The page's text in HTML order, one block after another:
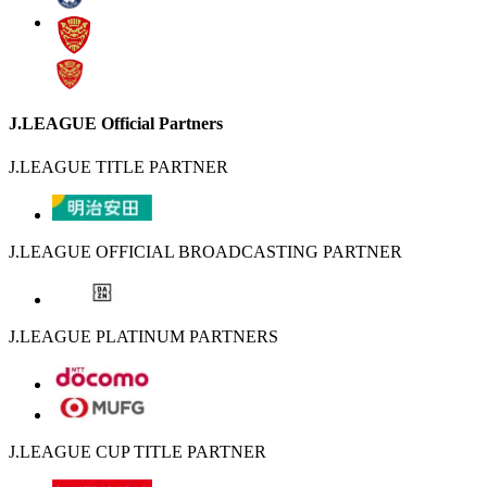
J.LEAGUE Official Partners
J.LEAGUE TITLE PARTNER
J.LEAGUE OFFICIAL BROADCASTING PARTNER
J.LEAGUE PLATINUM PARTNERS
J.LEAGUE CUP TITLE PARTNER